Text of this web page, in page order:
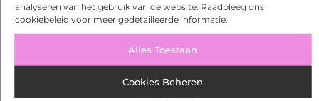
analyseren van het gebruik van de website. Raadpleeg ons
cookiebeleid voor meer gedetailleerde informatie.
Alles Toestaan
Cookies Beheren
Had je deze artikelen al gelezen?
Ontdek de fascinerende en intrigerende verhalen die we te
bieden hebben en mis onze artikelen niet. Verdiep je in
verschillende onderwerpen en blijf goed geïnformeerd!